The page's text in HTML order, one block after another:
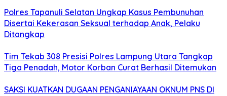
Polres Tapanuli Selatan Ungkap Kasus Pembunuhan
Disertai Kekerasan Seksual terhadap Anak, Pelaku
Ditangkap
Tim Tekab 308 Presisi Polres Lampung Utara Tangkap
Tiga Penadah, Motor Korban Curat Berhasil Ditemukan
SAKSI KUATKAN DUGAAN PENGANIAYAAN OKNUM PNS DI